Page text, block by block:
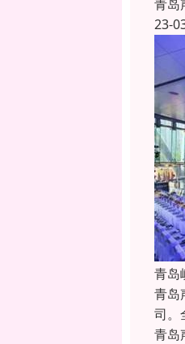
青岛
23-
青岛
青岛
司。
青岛